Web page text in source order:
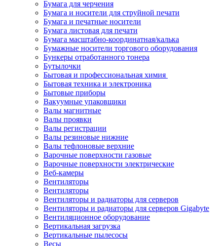
Бумага для черчения
Бумага и носители для струйной печати
Бумага и печатные носители
Бумага листовая для печати
Бумага масштабно-координатная/калька
Бумажные носители торгового оборудования
Бункеры отработанного тонера
Бутылочки
Бытовая и профессиональная химия
Бытовая техника и электроника
Бытовые приборы
Вакуумные упаковщики
Валы магнитные
Валы проявки
Валы регистрации
Валы резиновые нижние
Валы тефлоновые верхние
Варочные поверхности газовые
Варочные поверхности электрические
Веб-камеры
Вентиляторы
Вентиляторы
Вентиляторы и радиаторы для серверов
Вентиляторы и радиаторы для серверов Gigabyte
Вентиляционное оборудование
Вертикальная загрузка
Вертикальные пылесосы
Весы